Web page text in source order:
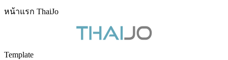
หน้าแรก ThaiJo
Template